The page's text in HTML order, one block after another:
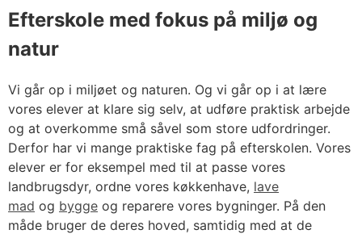
Efterskole med fokus på miljø og
natur
Vi går op i miljøet og naturen. Og vi går op i at lære
vores elever at klare sig selv, at udføre praktisk arbejde
og at overkomme små såvel som store udfordringer.
Derfor har vi mange praktiske fag på efterskolen. Vores
elever er for eksempel med til at passe vores
landbrugsdyr, ordne vores køkkenhave, lave
mad og bygge og reparere vores bygninger. På den
måde bruger de deres hoved, samtidig med at de